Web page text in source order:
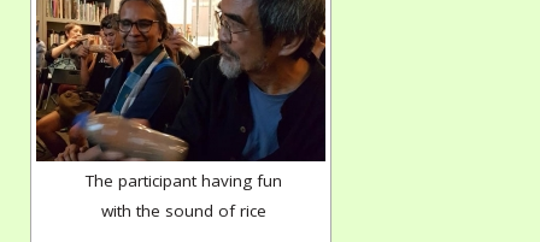
The participant having fun
with the sound of rice